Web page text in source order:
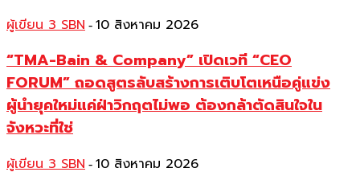
ผู้เขียน 3 SBN - 10 สิงหาคม 2026
“TMA-Bain & Company” เปิดเวที “CEO
FORUM” ถอดสูตรลับสร้างการเติบโตเหนือคู่แข่ง
ผู้นำยุคใหม่แค่ฝ่าวิกฤตไม่พอ ต้องกล้าตัดสินใจใน
จังหวะที่ใช่
ผู้เขียน 3 SBN - 10 สิงหาคม 2026